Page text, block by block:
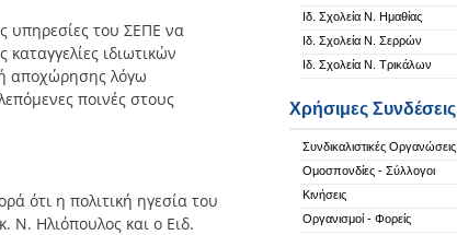
Ιδ. Σχολεία Ν. Ημαθίας
Ιδ. Σχολεία Ν. Σερρών
Ιδ. Σχολεία Ν. Τρικάλων
Χρήσιμες Συνδέσεις
Συνδικαλιστικές Οργανώσεις
Ομοσπονδίες - Σύλλογοι
Κινήσεις
Οργανισμοί - Φορείς
υπηρεσίες του ΣΕΠΕ να
ιδιωτικών
αποχώρησης λόγω
ποινές στους
ότι η πολιτική ηγεσία του
Ν. Ηλιόπουλος και ο Ειδ.